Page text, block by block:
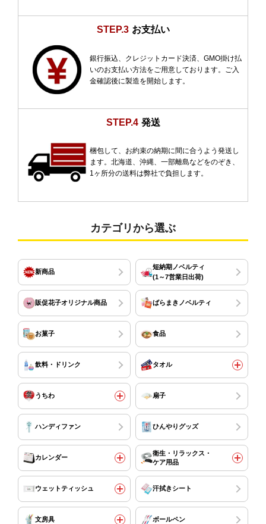
STEP.3 お支払い
銀行振込、クレジットカード決済、GMO掛け払
いのお支払い方法をご用意しております。ご入
金確認後に製造を開始します。
STEP.4 発送
梱包して、お約束の納期に間に合うよう発送し
ます。北海道、沖縄、一部離島などをのぞき、
1ヶ所分の送料は弊社で負担します。
カテゴリから選ぶ
新商品
短納期ノベルティ
(1～7営業日出荷)
販促花子オリジナル商品 ばらまきノベルティ
お菓子 食品
飲料・ドリンク タオル
うちわ 扇子
ハンディファン ひんやりグッズ
カレンダー
衛生・リラックス・
ケア用品
ウェットティッシュ 汗拭きシート
文房具 ボールペン